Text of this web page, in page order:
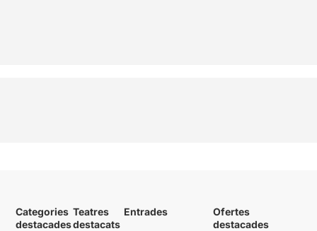
Categories
destacades
Teatres
destacats
Entrades
Ofertes
destacades